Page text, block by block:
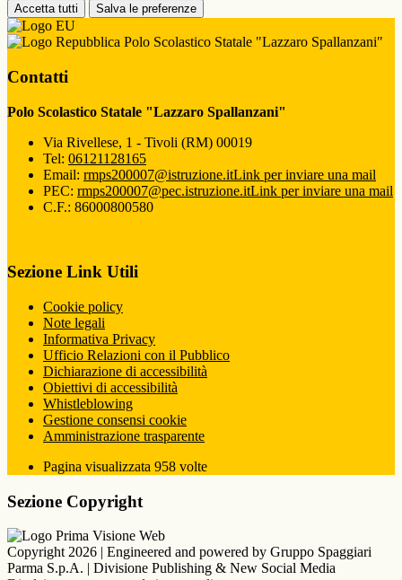
Accetta tutti Salva le preferenze
Polo Scolastico Statale "Lazzaro Spallanzani"
Contatti
Polo Scolastico Statale "Lazzaro Spallanzani"
Via Rivellese, 1 - Tivoli (RM) 00019
Tel: 06121128165
Email: rmps200007@istruzione.itLink per inviare una mail
PEC: rmps200007@pec.istruzione.itLink per inviare una mail
C.F.: 86000800580
Sezione Link Utili
Cookie policy
Note legali
Informativa Privacy
Ufficio Relazioni con il Pubblico
Dichiarazione di accessibilità
Obiettivi di accessibilità
Whistleblowing
Gestione consensi cookie
Amministrazione trasparente
Pagina visualizzata 958 volte
Sezione Copyright
Copyright 2026 | Engineered and powered by Gruppo Spaggiari
Parma S.p.A. | Divisione Publishing & New Social Media